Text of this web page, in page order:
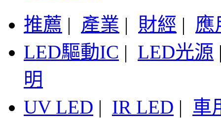
推薦 | 產業 | 財經 | 應
LED驅動IC | LED光源
明
UV LED | IR LED | 車